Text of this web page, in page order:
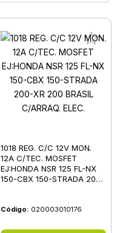
1018 REG. C/C 12V MON.
12A C/TEC. MOSFET
EJ:HONDA NSR 125 FL-NX
150-CBX 150-STRADA 200-
Código: 020003010176